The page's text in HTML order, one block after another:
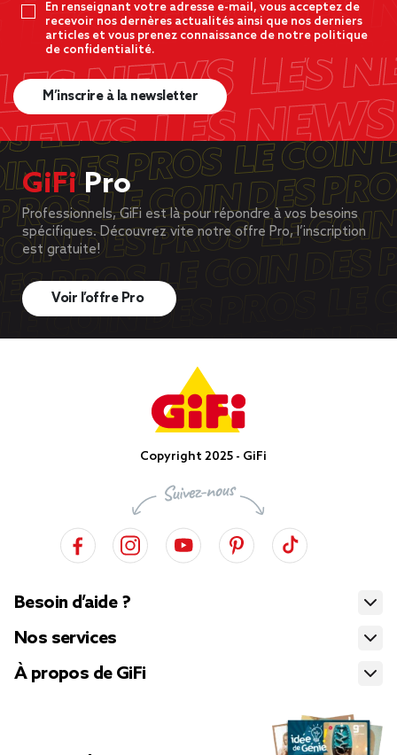
En renseignant votre adresse e-mail, vous acceptez de
recevoir nos dernères actualités ainsi que nos derniers
articles et vous prenez connaissance de notre politique
de confidentialité.
M’inscrire à la newsletter
GiFiPro
Professionnels, GiFi est là pour répondre à vos besoins
spécifiques. Découvrez vite notre offre Pro, l’inscription
est gratuite!
Voir l’offre Pro
Copyright 2025 - GiFi
Besoin d’aide ?
Nos services
À propos de GiFi